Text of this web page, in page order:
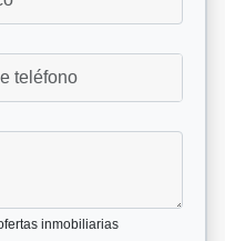
inmobiliarias